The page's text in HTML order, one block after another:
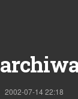
pisze:
2002-07-14 22:18